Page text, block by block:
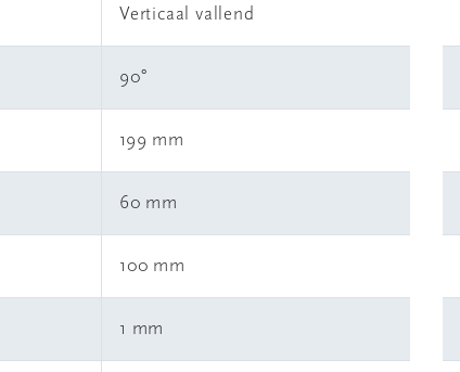
Verticaal vallend
90°
199 mm
60 mm
100 mm
1 mm